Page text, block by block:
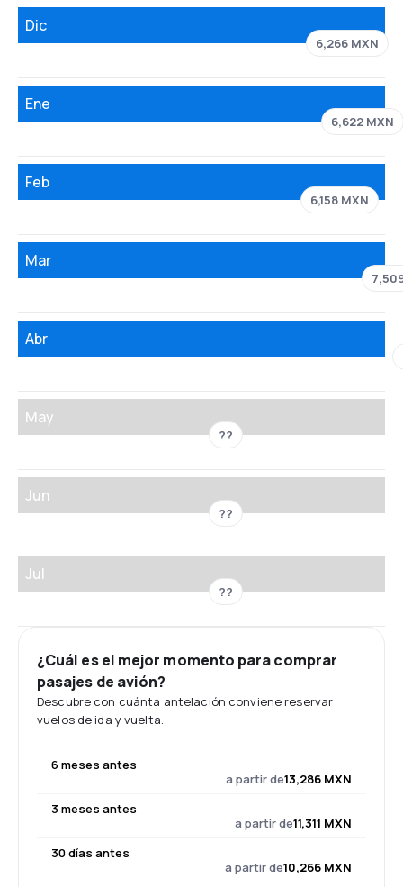
Dic
6,266 MXN
Ene
6,622 MXN
Feb
6,158 MXN
Mar
Abr
May
??
Jun
??
Jul
??
¿Cuál es el mejor momento para comprar
pasajes de avión?
Descubre con cuánta antelación conviene reservar
vuelos de ida y vuelta.
6 meses antes
a partir de13,286 MXN
3 meses antes
a partir de11,311 MXN
30 días antes
a partir de10,266 MXN